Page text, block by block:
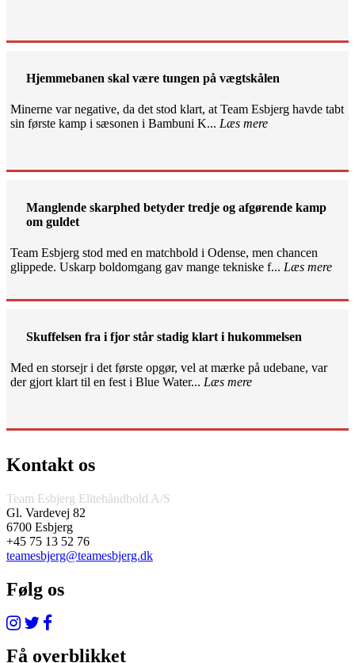
Hjemmebanen skal være tungen på vægtskålen
Minerne var negative, da det stod klart, at Team Esbjerg havde tabt
sin første kamp i sæsonen i Bambuni K... Læs mere
Manglende skarphed betyder tredje og afgørende kamp
om guldet
Team Esbjerg stod med en matchbold i Odense, men chancen
glippede. Uskarp boldomgang gav mange tekniske f... Læs mere
Skuffelsen fra i fjor står stadig klart i hukommelsen
Med en storsejr i det første opgør, vel at mærke på udebane, var
der gjort klart til en fest i Blue Water... Læs mere
Kontakt os
Team Esbjerg Elitehåndbold A/S
Gl. Vardevej 82
6700 Esbjerg
+45 75 13 52 76
teamesbjerg@teamesbjerg.dk
Følg os
Få overblikket